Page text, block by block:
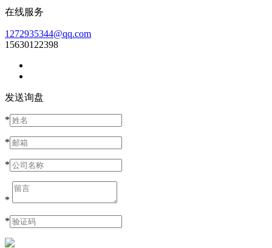
在线服务
1272935344@qq.com
15630122398
发送询盘
*
*
*
*
*